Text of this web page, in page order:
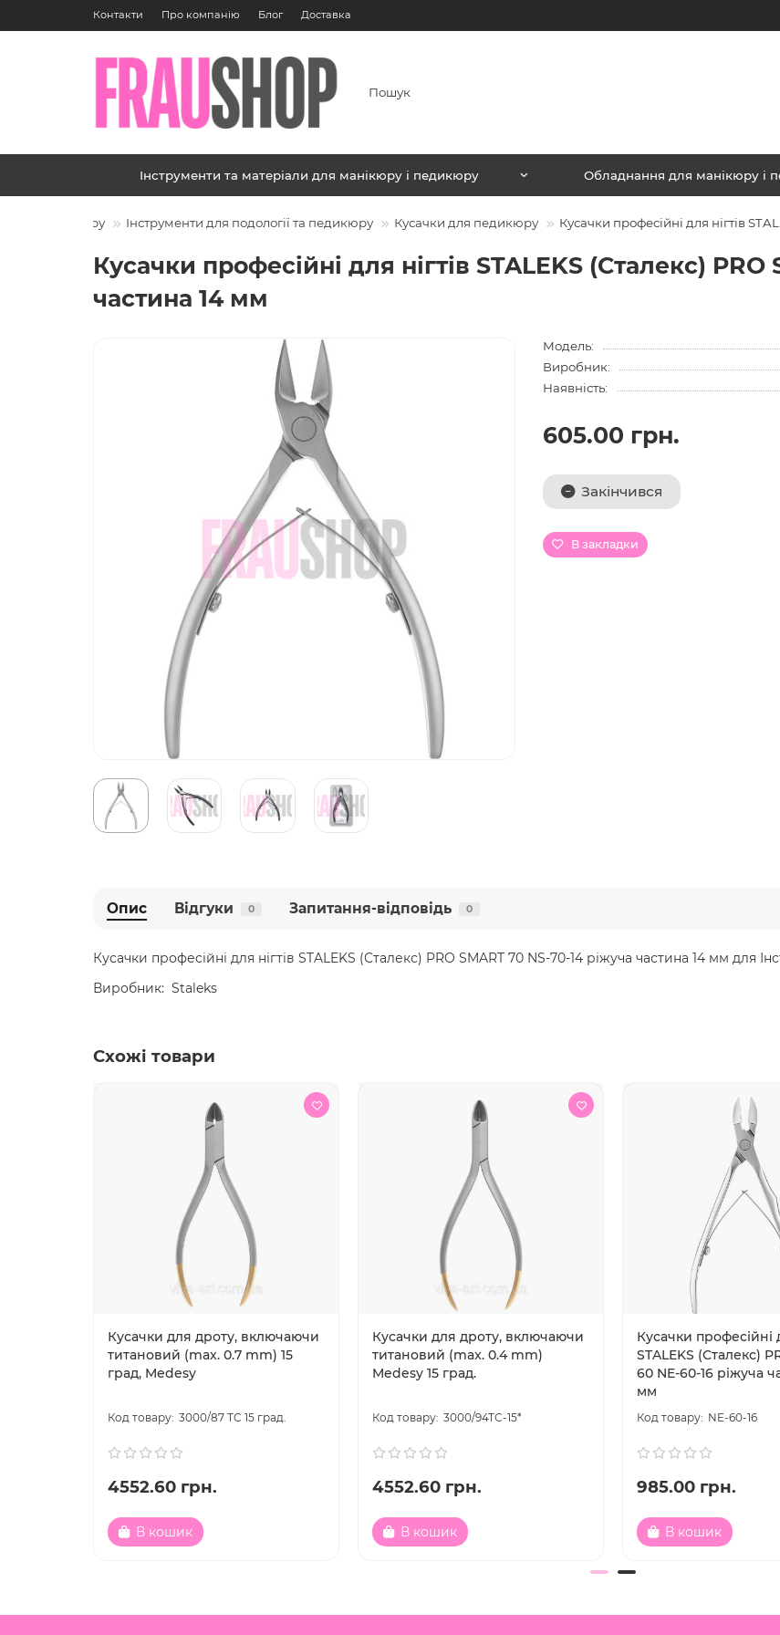
Контакти Про компанію Блог Доставка
Інструменти та матеріали для манікюру і педикюру Обладнання для манікюру і
і педикюру Інструменти для подології та педикюру Кусачки для педикюру Кусачки професійні для нігтів
Кусачки професійні для нігтів STALEKS (Сталекс) PRO
частина 14 мм
Модель:
Виробник:
Наявність:
605.00 грн.
Закінчився
В закладки
Опис Відгуки 0 Запитання-відповідь 0
Кусачки професійні для нігтів STALEKS (Сталекс) PRO SMART 70 NS-70-14 ріжуча частина 14 мм для
Виробник: Staleks
Схожі товари
Кусачки для дроту, включаючи
титановий (max. 0.7 mm) 15
град, Medesy
3000/87 TC 15 град.
4552.60 грн.
В кошик
Кусачки для дроту, включаючи
титановий (max. 0.4 mm)
Medesy 15 град.
3000/94ТС-15*
4552.60 грн.
В кошик
Кусачки професійні
STALEKS (Сталекс)
60 NE-60-16 ріжуча
мм
NE-60-16
985.00 грн.
В кошик